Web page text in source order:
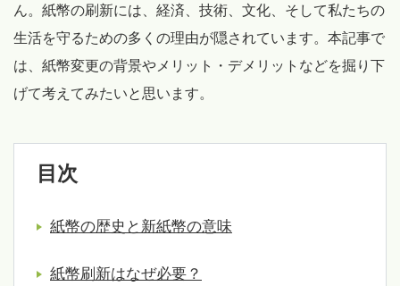
ん。紙幣の刷新には、経済、技術、文化、そして私たちの
生活を守るための多くの理由が隠されています。本記事で
は、紙幣変更の背景やメリット・デメリットなどを掘り下
げて考えてみたいと思います。
目次
紙幣の歴史と新紙幣の意味
紙幣刷新はなぜ必要？